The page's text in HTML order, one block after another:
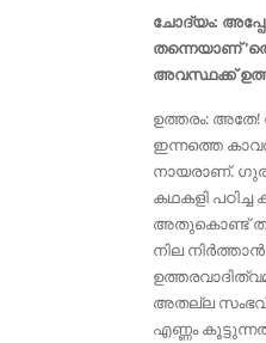
ചോദ്യം:
തന്നെയാണ്
അവസ്ഥക്ക്
ഉത്തരം: അതേ!
ഇന്നത്തെ
നായരാണ്. ഗുരു
കഥകളി
അതുകൊണ്ട്
നില നിർത്താൻ
അതല്ല
എണ്ണം